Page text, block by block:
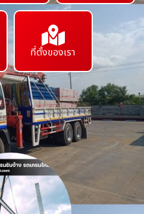
ที่ตั้งของเรา